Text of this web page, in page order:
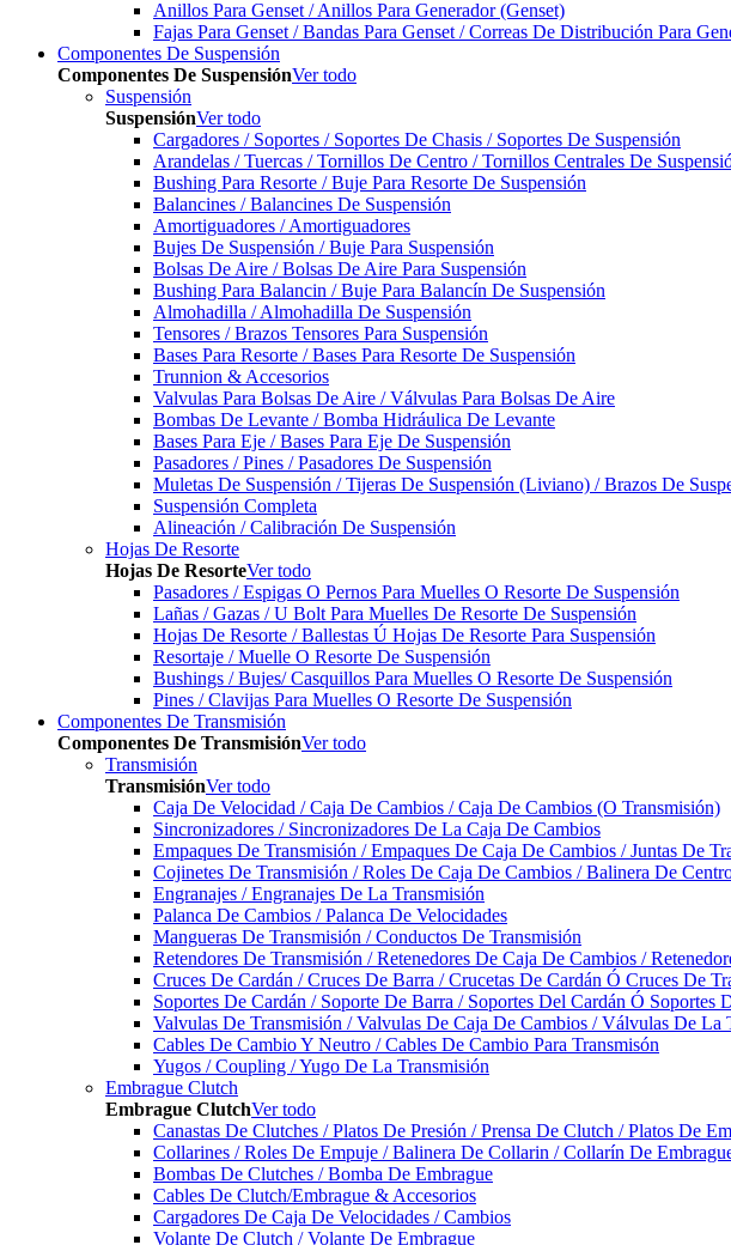
Anillos Para Genset / Anillos Para Generador (Genset)
Fajas Para Genset / Bandas Para Genset / Correas De Distribución Para
Componentes De Suspensión
Componentes De SuspensiónVer todo
Suspensión
SuspensiónVer todo
Cargadores / Soportes / Soportes De Chasis / Soportes De Suspensión
Arandelas / Tuercas / Tornillos De Centro / Tornillos Centrales De
Bushing Para Resorte / Buje Para Resorte De Suspensión
Balancines / Balancines De Suspensión
Amortiguadores / Amortiguadores
Bujes De Suspensión / Buje Para Suspensión
Bolsas De Aire / Bolsas De Aire Para Suspensión
Bushing Para Balancin / Buje Para Balancín De Suspensión
Almohadilla / Almohadilla De Suspensión
Tensores / Brazos Tensores Para Suspensión
Bases Para Resorte / Bases Para Resorte De Suspensión
Trunnion & Accesorios
Valvulas Para Bolsas De Aire / Válvulas Para Bolsas De Aire
Bombas De Levante / Bomba Hidráulica De Levante
Bases Para Eje / Bases Para Eje De Suspensión
Pasadores / Pines / Pasadores De Suspensión
Muletas De Suspensión / Tijeras De Suspensión (Liviano) / Brazos De
Suspensión Completa
Alineación / Calibración De Suspensión
Hojas De Resorte
Hojas De ResorteVer todo
Pasadores / Espigas O Pernos Para Muelles O Resorte De Suspensión
Lañas / Gazas / U Bolt Para Muelles De Resorte De Suspensión
Hojas De Resorte / Ballestas Ú Hojas De Resorte Para Suspensión
Resortaje / Muelle O Resorte De Suspensión
Bushings / Bujes/ Casquillos Para Muelles O Resorte De Suspensión
Pines / Clavijas Para Muelles O Resorte De Suspensión
Componentes De Transmisión
Componentes De TransmisiónVer todo
Transmisión
TransmisiónVer todo
Caja De Velocidad / Caja De Cambios / Caja De Cambios (O Transmisión)
Sincronizadores / Sincronizadores De La Caja De Cambios
Empaques De Transmisión / Empaques De Caja De Cambios / Juntas De
Cojinetes De Transmisión / Roles De Caja De Cambios / Balinera De
Engranajes / Engranajes De La Transmisión
Palanca De Cambios / Palanca De Velocidades
Mangueras De Transmisión / Conductos De Transmisión
Retendores De Transmisión / Retenedores De Caja De Cambios /
Cruces De Cardán / Cruces De Barra / Crucetas De Cardán Ó Cruces De
Soportes De Cardán / Soporte De Barra / Soportes Del Cardán Ó Soportes
Valvulas De Transmisión / Valvulas De Caja De Cambios / Válvulas De La
Cables De Cambio Y Neutro / Cables De Cambio Para Transmisón
Yugos / Coupling / Yugo De La Transmisión
Embrague Clutch
Embrague ClutchVer todo
Canastas De Clutches / Platos De Presión / Prensa De Clutch / Platos De
Collarines / Roles De Empuje / Balinera De Collarin / Collarín De
Bombas De Clutches / Bomba De Embrague
Cables De Clutch/Embrague & Accesorios
Cargadores De Caja De Velocidades / Cambios
Volante De Clutch / Volante De Embrague